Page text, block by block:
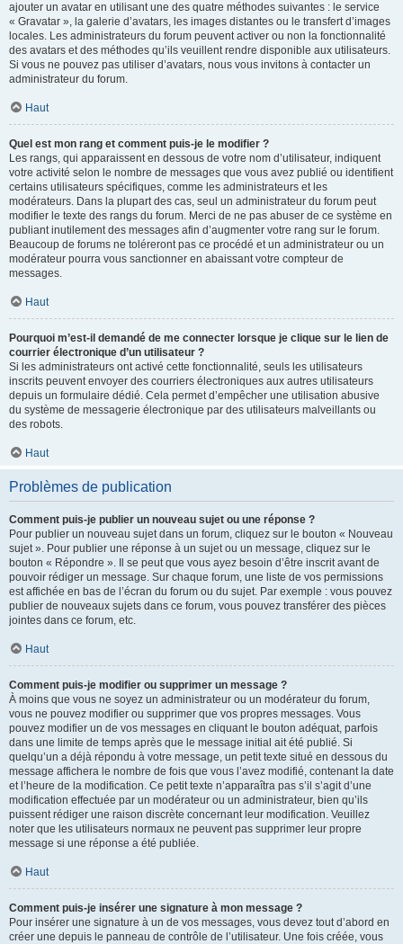
ajouter un avatar en utilisant une des quatre méthodes suivantes : le service
« Gravatar », la galerie d’avatars, les images distantes ou le transfert d’images
locales. Les administrateurs du forum peuvent activer ou non la fonctionnalité
des avatars et des méthodes qu’ils veuillent rendre disponible aux utilisateurs.
Si vous ne pouvez pas utiliser d’avatars, nous vous invitons à contacter un
administrateur du forum.
Haut
Quel est mon rang et comment puis-je le modifier ?
Les rangs, qui apparaissent en dessous de votre nom d’utilisateur, indiquent
votre activité selon le nombre de messages que vous avez publié ou identifient
certains utilisateurs spécifiques, comme les administrateurs et les
modérateurs. Dans la plupart des cas, seul un administrateur du forum peut
modifier le texte des rangs du forum. Merci de ne pas abuser de ce système en
publiant inutilement des messages afin d’augmenter votre rang sur le forum.
Beaucoup de forums ne toléreront pas ce procédé et un administrateur ou un
modérateur pourra vous sanctionner en abaissant votre compteur de
messages.
Haut
Pourquoi m’est-il demandé de me connecter lorsque je clique sur le lien de
courrier électronique d’un utilisateur ?
Si les administrateurs ont activé cette fonctionnalité, seuls les utilisateurs
inscrits peuvent envoyer des courriers électroniques aux autres utilisateurs
depuis un formulaire dédié. Cela permet d’empêcher une utilisation abusive
du système de messagerie électronique par des utilisateurs malveillants ou
des robots.
Haut
Problèmes de publication
Comment puis-je publier un nouveau sujet ou une réponse ?
Pour publier un nouveau sujet dans un forum, cliquez sur le bouton « Nouveau
sujet ». Pour publier une réponse à un sujet ou un message, cliquez sur le
bouton « Répondre ». Il se peut que vous ayez besoin d’être inscrit avant de
pouvoir rédiger un message. Sur chaque forum, une liste de vos permissions
est affichée en bas de l’écran du forum ou du sujet. Par exemple : vous pouvez
publier de nouveaux sujets dans ce forum, vous pouvez transférer des pièces
jointes dans ce forum, etc.
Haut
Comment puis-je modifier ou supprimer un message ?
À moins que vous ne soyez un administrateur ou un modérateur du forum,
vous ne pouvez modifier ou supprimer que vos propres messages. Vous
pouvez modifier un de vos messages en cliquant le bouton adéquat, parfois
dans une limite de temps après que le message initial ait été publié. Si
quelqu’un a déjà répondu à votre message, un petit texte situé en dessous du
message affichera le nombre de fois que vous l’avez modifié, contenant la date
et l’heure de la modification. Ce petit texte n’apparaîtra pas s’il s’agit d’une
modification effectuée par un modérateur ou un administrateur, bien qu’ils
puissent rédiger une raison discrète concernant leur modification. Veuillez
noter que les utilisateurs normaux ne peuvent pas supprimer leur propre
message si une réponse a été publiée.
Haut
Comment puis-je insérer une signature à mon message ?
Pour insérer une signature à un de vos messages, vous devez tout d’abord en
créer une depuis le panneau de contrôle de l’utilisateur. Une fois créée, vous